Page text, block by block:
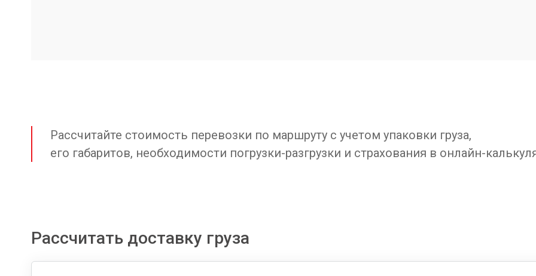
Рассчитайте стоимость перевозки по маршруту с учетом упаковки груза,
его габаритов, необходимости погрузки-разгрузки и страхования в онлайн-
Рассчитать доставку груза